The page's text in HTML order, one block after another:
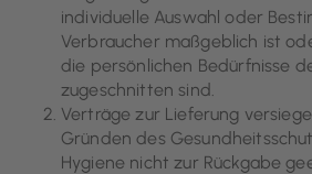
individuelle Auswahl oder
Verbraucher maßgeblich ist
die persönlichen Bedürfnisse
zugeschnitten sind.
Verträge zur Lieferung
Gründen des
Hygiene nicht zur Rückgabe